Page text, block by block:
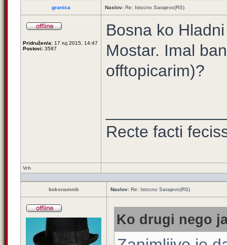
granica Naslov: Re: Istocno Sarajevo(RS)
Pridružen/a: 17 ruj 2015, 14:47
Postovi: 3587
Bosna ko
Mostar. Imal
offtopicarim)?
Recte facti
Vrh
boksnamnik Naslov: Re: Istocno Sarajevo(RS)
Ko drugi nego